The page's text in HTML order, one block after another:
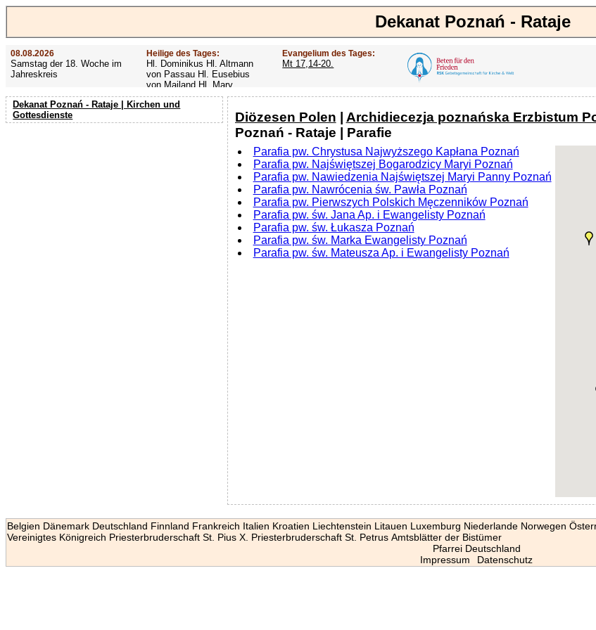
Dekanat Poznań - Rataje
08.08.2026
Samstag der 18. Woche im
Jahreskreis
Heilige des Tages:
Hl. Dominikus Hl. Altmann
von Passau Hl. Eusebius
von Mailand Hl. Mary
MacKillop Hl. Cyriakus Hl.
Hildiger Vierzehn heilige
Nothelfer Hl. Famian Hl.
Evangelium des Tages:
Mt 17,14-20.
Dekanat Poznań - Rataje | Kirchen und
Gottesdienste
Diözesen Polen | Archidiecezja poznańska Erzbistum
Poznań - Rataje | Parafie
Parafia pw. Chrystusa Najwyższego Kapłana Poznań
Parafia pw. Najświętszej Bogarodzicy Maryi Poznań
Parafia pw. Nawiedzenia Najświętszej Maryi Panny Poznań
Parafia pw. Nawrócenia św. Pawła Poznań
Parafia pw. Pierwszych Polskich Męczenników Poznań
Parafia pw. św. Jana Ap. i Ewangelisty Poznań
Parafia pw. św. Łukasza Poznań
Parafia pw. św. Marka Ewangelisty Poznań
Parafia pw. św. Mateusza Ap. i Ewangelisty Poznań
Belgien Dänemark Deutschland Finnland Frankreich Italien Kroatien Liechtenstein Litauen Luxemburg Niederlande Norwegen
Vereinigtes Königreich Priesterbruderschaft St. Pius X. Priesterbruderschaft St. Petrus Amtsblätter der Bistümer
Pfarrei Deutschland
Impressum
Datenschutz